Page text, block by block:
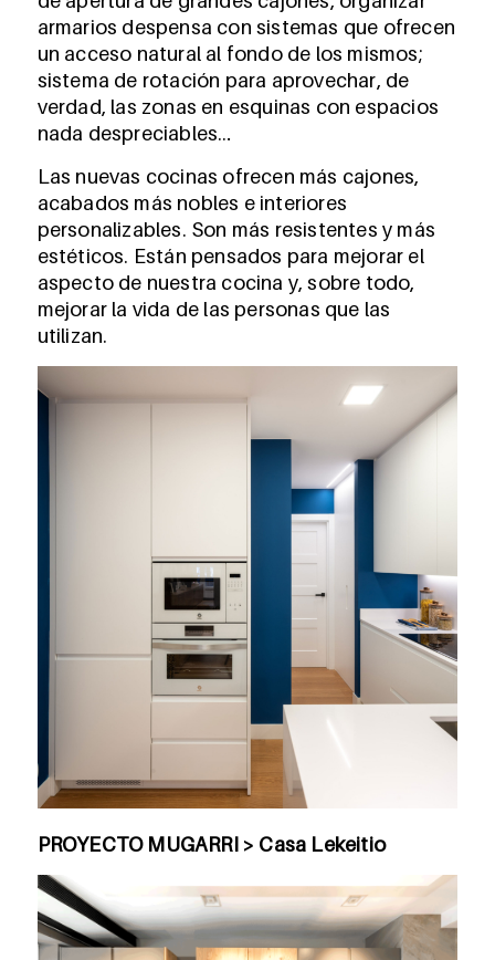
armarios despensa con sistemas que ofrecen
un acceso natural al fondo de los mismos;
sistema de rotación para aprovechar, de
verdad, las zonas en esquinas con espacios
nada despreciables…
Las nuevas cocinas ofrecen más cajones,
acabados más nobles e interiores
personalizables. Son más resistentes y más
estéticos. Están pensados para mejorar el
aspecto de nuestra cocina y, sobre todo,
mejorar la vida de las personas que las
utilizan.
PROYECTO MUGARRI > Casa Lekeitio